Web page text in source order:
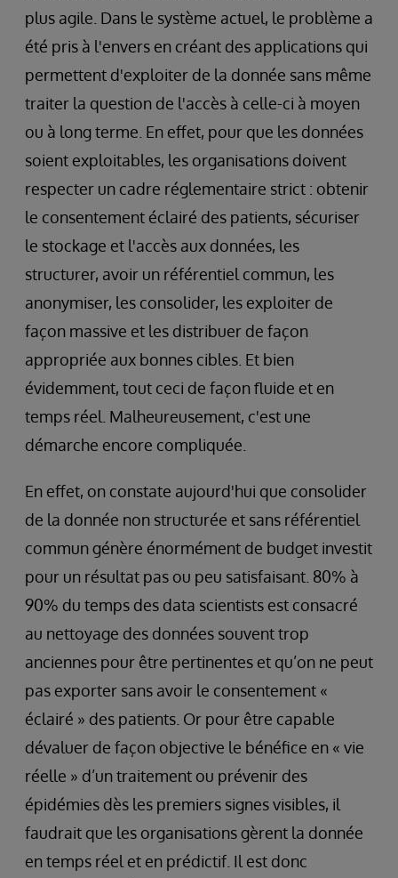
plus agile. Dans le système actuel, le problème a
été pris à l'envers en créant des applications qui
permettent d'exploiter de la donnée sans même
traiter la question de l'accès à celle-ci à moyen
ou à long terme. En effet, pour que les données
soient exploitables, les organisations doivent
respecter un cadre réglementaire strict : obtenir
le consentement éclairé des patients, sécuriser
le stockage et l'accès aux données, les
structurer, avoir un référentiel commun, les
anonymiser, les consolider, les exploiter de
façon massive et les distribuer de façon
appropriée aux bonnes cibles. Et bien
évidemment, tout ceci de façon fluide et en
temps réel. Malheureusement, c'est une
démarche encore compliquée.
En effet, on constate aujourd'hui que consolider
de la donnée non structurée et sans référentiel
commun génère énormément de budget investit
pour un résultat pas ou peu satisfaisant. 80% à
90% du temps des data scientists est consacré
au nettoyage des données souvent trop
anciennes pour être pertinentes et qu’on ne peut
pas exporter sans avoir le consentement «
éclairé » des patients. Or pour être capable
dévaluer de façon objective le bénéfice en « vie
réelle » d’un traitement ou prévenir des
épidémies dès les premiers signes visibles, il
faudrait que les organisations gèrent la donnée
en temps réel et en prédictif. Il est donc